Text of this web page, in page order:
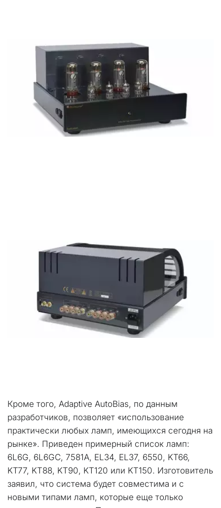
Кроме того, Adaptive AutoBias, по данным
разработчиков, позволяет «использование
практически любых ламп, имеющихся сегодня на
рынке». Приведен примерный список ламп:
6L6G, 6L6GC, 7581A, EL34, EL37, 6550, KT66,
KT77, KT88, KT90, KT120 или KT150. Изготовитель
заявил, что система будет совместима и с
новыми типами ламп, которые еще только